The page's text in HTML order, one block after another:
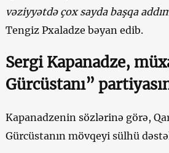
vəziyyətdə çox sayda başqa
Tengiz Pxaladze bəyan edib.
Sergi Kapanadze,
Gürcüstanı”
Kapanadzenin sözlərinə görə,
Gürcüstanın mövqeyi sülhü